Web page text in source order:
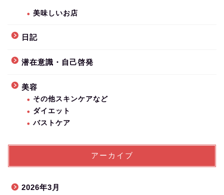
美味しいお店
日記
潜在意識・自己啓発
美容
その他スキンケアなど
ダイエット
バストケア
アーカイブ
2026年3月